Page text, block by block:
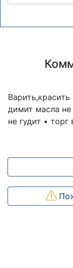
димит масла не
не гудит •